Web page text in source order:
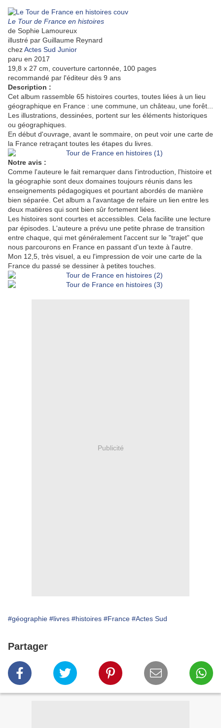
Le Tour de France en histoires
de Sophie Lamoureux
illustré par Guillaume Reynard
chezActes Sud Junior
paru en 2017
19,8 x 27 cm, couverture cartonnée, 100 pages
recommandé par l'éditeur dès 9 ans
Description :
Cet album rassemble 65 histoires courtes, toutes liées à un lieu
géographique en France : une commune, un château, une forêt...
Les illustrations, dessinées, portent sur les éléments historiques
ou géographiques.
En début d'ouvrage, avant le sommaire, on peut voir une carte de
la France retraçant toutes les étapes du livres.
Notre avis :
Comme l'auteure le fait remarquer dans l'introduction, l'histoire et
la géographie sont deux domaines toujours réunis dans les
enseignements pédagogiques et pourtant abordés de manière
bien séparée. Cet album a l'avantage de refaire un lien entre les
deux matières qui sont bien sûr fortement liées.
Les histoires sont courtes et accessibles. Cela facilite une lecture
par épisodes. L'auteure a prévu une petite phrase de transition
entre chaque, qui met généralement l'accent sur le "trajet" que
nous parcourons en France en passant d'un texte à l'autre.
Mon 12,5, très visuel, a eu l'impression de voir une carte de la
France du passé se dessiner à petites touches.
Publicité
#géographie #livres #histoires #France #Actes Sud
Partager